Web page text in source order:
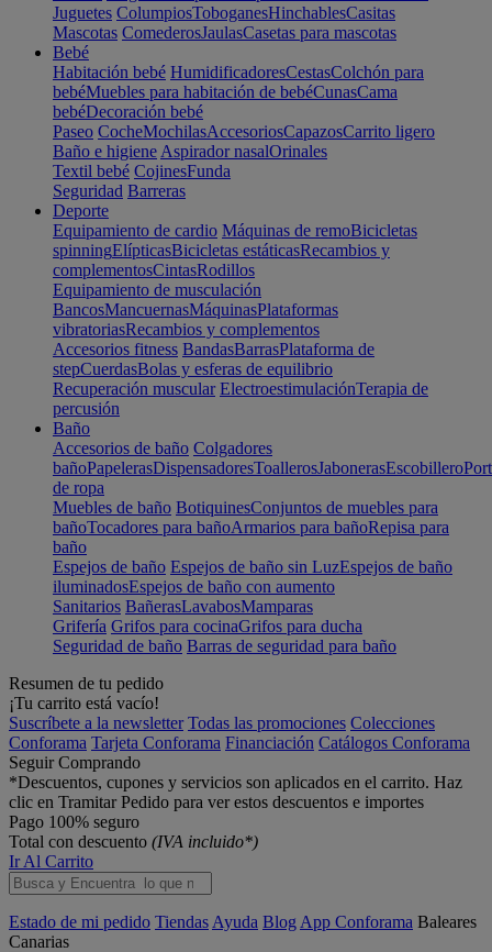
Juguetes ColumpiosToboganesHinchablesCasitas
Mascotas ComederosJaulasCasetas para mascotas
Bebé
Habitación bebé HumidificadoresCestasColchón para
bebéMuebles para habitación de bebéCunasCama
bebéDecoración bebé
Paseo CocheMochilasAccesoriosCapazosCarrito ligero
Baño e higiene Aspirador nasalOrinales
Textil bebé CojinesFunda
Seguridad Barreras
Deporte
Equipamiento de cardio Máquinas de remoBicicletas
spinningElípticasBicicletas estáticasRecambios y
complementosCintasRodillos
Equipamiento de musculación
BancosMancuernasMáquinasPlataformas
vibratoriasRecambios y complementos
Accesorios fitness BandasBarrasPlataforma de
stepCuerdasBolas y esferas de equilibrio
Recuperación muscular ElectroestimulaciónTerapia de
percusión
Baño
Accesorios de baño Colgadores
bañoPapelerasDispensadoresToallerosJabonerasEscobillero
de ropa
Muebles de baño BotiquinesConjuntos de muebles para
bañoTocadores para bañoArmarios para bañoRepisa para
baño
Espejos de baño Espejos de baño sin LuzEspejos de baño
iluminadosEspejos de baño con aumento
Sanitarios BañerasLavabosMamparas
Grifería Grifos para cocinaGrifos para ducha
Seguridad de baño Barras de seguridad para baño
Resumen de tu pedido
¡Tu carrito está vacío!
Suscríbete a la newsletter Todas las promociones Colecciones
Conforama Tarjeta Conforama Financiación Catálogos Conforama
Seguir Comprando
*Descuentos, cupones y servicios son aplicados en el carrito. Haz
clic en Tramitar Pedido para ver estos descuentos e importes
Pago 100% seguro
Total con descuento (IVA incluido*)
Ir Al Carrito
Estado de mi pedido Tiendas Ayuda Blog App Conforama Baleares
Canarias